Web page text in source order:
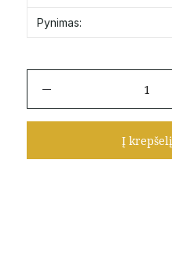
Pynimas:
Auksinė
Liza"
Į krepšelį